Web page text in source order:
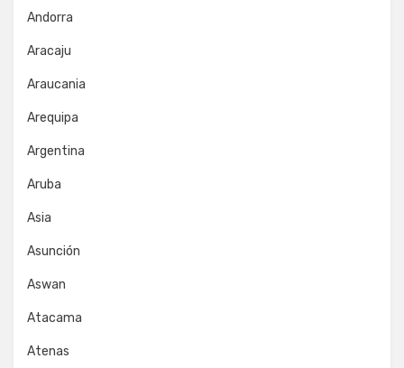
Andorra
Aracaju
Araucania
Arequipa
Argentina
Aruba
Asia
Asunción
Aswan
Atacama
Atenas